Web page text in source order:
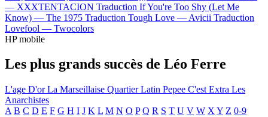
— XXXTENTACION Traduction If You're Too Shy (Let Me
Know) — The 1975 Traduction Tough Love — Avicii Traduction
Lovefool — Twocolors
HP mobile
Les plus grands succès de Léo Ferre
L'age D'orLa Marseillaise Quartier Latin Pepee C'est Extra Les
Anarchistes
A B C D E F G H I J K L M N O P Q R S T U V W X Y Z 0-9